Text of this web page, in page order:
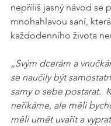
nepříliš jasný návod se
mnohahlavou saní,
každodenního života
„Svým dcerám a
se naučily být
samy o sebe postarat.
neříkáme, ale měli
měli umět uvařit a